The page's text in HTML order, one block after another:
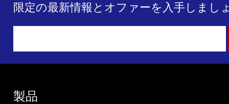
限定の最新情報とオファーを入手しまし
製品